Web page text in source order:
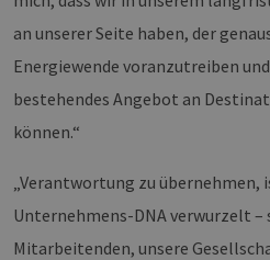
an unserer Seite haben, der
Energiewende voranzutreiben
bestehendes Angebot an
können.“
„Verantwortung zu
Unternehmens-DNA verwurzelt –
Mitarbeitenden, unsere